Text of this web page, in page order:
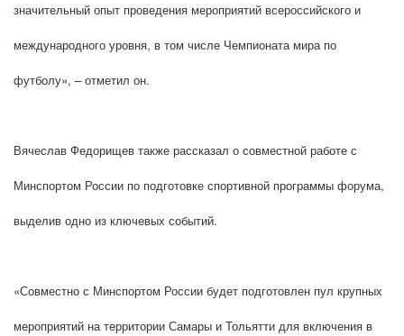
значительный опыт проведения мероприятий всероссийского и
международного уровня, в том числе Чемпионата мира по
футболу», – отметил он.
Вячеслав Федорищев также рассказал о совместной работе с
Минспортом России по подготовке спортивной программы форума,
выделив одно из ключевых событий.
«Совместно с Минспортом России будет подготовлен пул крупных
мероприятий на территории Самары и Тольятти для включения в